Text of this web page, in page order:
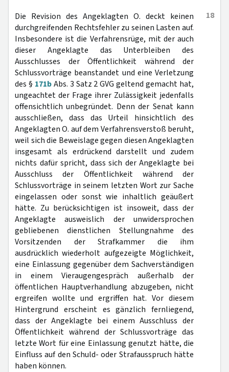
18
Die Revision des Angeklagten O. deckt keinen
durchgreifenden Rechtsfehler zu seinen Lasten auf.
Insbesondere ist die Verfahrensrüge, mit der auch
dieser Angeklagte das Unterbleiben des
Ausschlusses der Öffentlichkeit während der
Schlussvorträge beanstandet und eine Verletzung
des § 171bAbs. 3 Satz 2 GVG geltend gemacht hat,
ungeachtet der Frage ihrer Zulässigkeit jedenfalls
offensichtlich unbegründet. Denn der Senat kann
ausschließen, dass das Urteil hinsichtlich des
Angeklagten O. auf dem Verfahrensverstoß beruht,
weil sich die Beweislage gegen diesen Angeklagten
insgesamt als erdrückend darstellt und zudem
nichts dafür spricht, dass sich der Angeklagte bei
Ausschluss der Öffentlichkeit während der
Schlussvorträge in seinem letzten Wort zur Sache
eingelassen oder sonst wie inhaltlich geäußert
hätte. Zu berücksichtigen ist insoweit, dass der
Angeklagte ausweislich der unwidersprochen
gebliebenen dienstlichen Stellungnahme des
Vorsitzenden der Strafkammer die ihm
ausdrücklich wiederholt aufgezeigte Möglichkeit,
eine Einlassung gegenüber dem Sachverständigen
in einem Vieraugengespräch außerhalb der
öffentlichen Hauptverhandlung abzugeben, nicht
ergreifen wollte und ergriffen hat. Vor diesem
Hintergrund erscheint es gänzlich fernliegend,
dass der Angeklagte bei einem Ausschluss der
Öffentlichkeit während der Schlussvorträge das
letzte Wort für eine Einlassung genutzt hätte, die
Einfluss auf den Schuld- oder Strafausspruch hätte
haben können.